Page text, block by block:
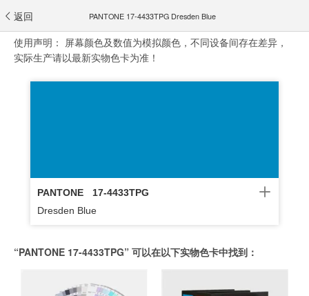
返回 PANTONE 17-4433TPG Dresden Blue
使用声明： 屏幕颜色及数值为模拟颜色，不同设备间存在差异，
实际生产请以最新实物色卡为准！
PANTONE
17-4433TPG
Dresden Blue
“PANTONE 17-4433TPG” 可以在以下实物色卡中找到：